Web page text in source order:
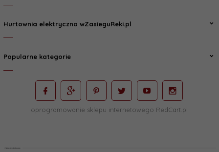
Hurtownia elektryczna wZasieguReki.pl
Popularne kategorie
oprogramowanie sklepu internetowego RedCart.pl